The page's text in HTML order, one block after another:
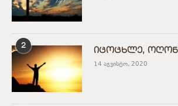
2
იცოცხლე,
14 აგვისტო, 2020